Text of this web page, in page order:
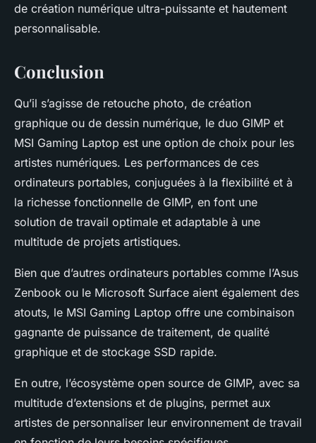
de création numérique ultra-puissante et hautement
personnalisable.
Conclusion
Qu’il s’agisse de retouche photo, de création
graphique ou de dessin numérique, le duo GIMP et
MSI Gaming Laptop est une option de choix pour les
artistes numériques. Les performances de ces
ordinateurs portables, conjuguées à la flexibilité et à
la richesse fonctionnelle de GIMP, en font une
solution de travail optimale et adaptable à une
multitude de projets artistiques.
Bien que d’autres ordinateurs portables comme l’Asus
Zenbook ou le Microsoft Surface aient également des
atouts, le MSI Gaming Laptop offre une combinaison
gagnante de puissance de traitement, de qualité
graphique et de stockage SSD rapide.
En outre, l’écosystème open source de GIMP, avec sa
multitude d’extensions et de plugins, permet aux
artistes de personnaliser leur environnement de travail